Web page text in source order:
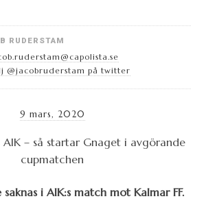
RUDERSTAM
@jacobruderstam på twitter
9 mars, 2020
i AIK:s match mot Kalmar FF.